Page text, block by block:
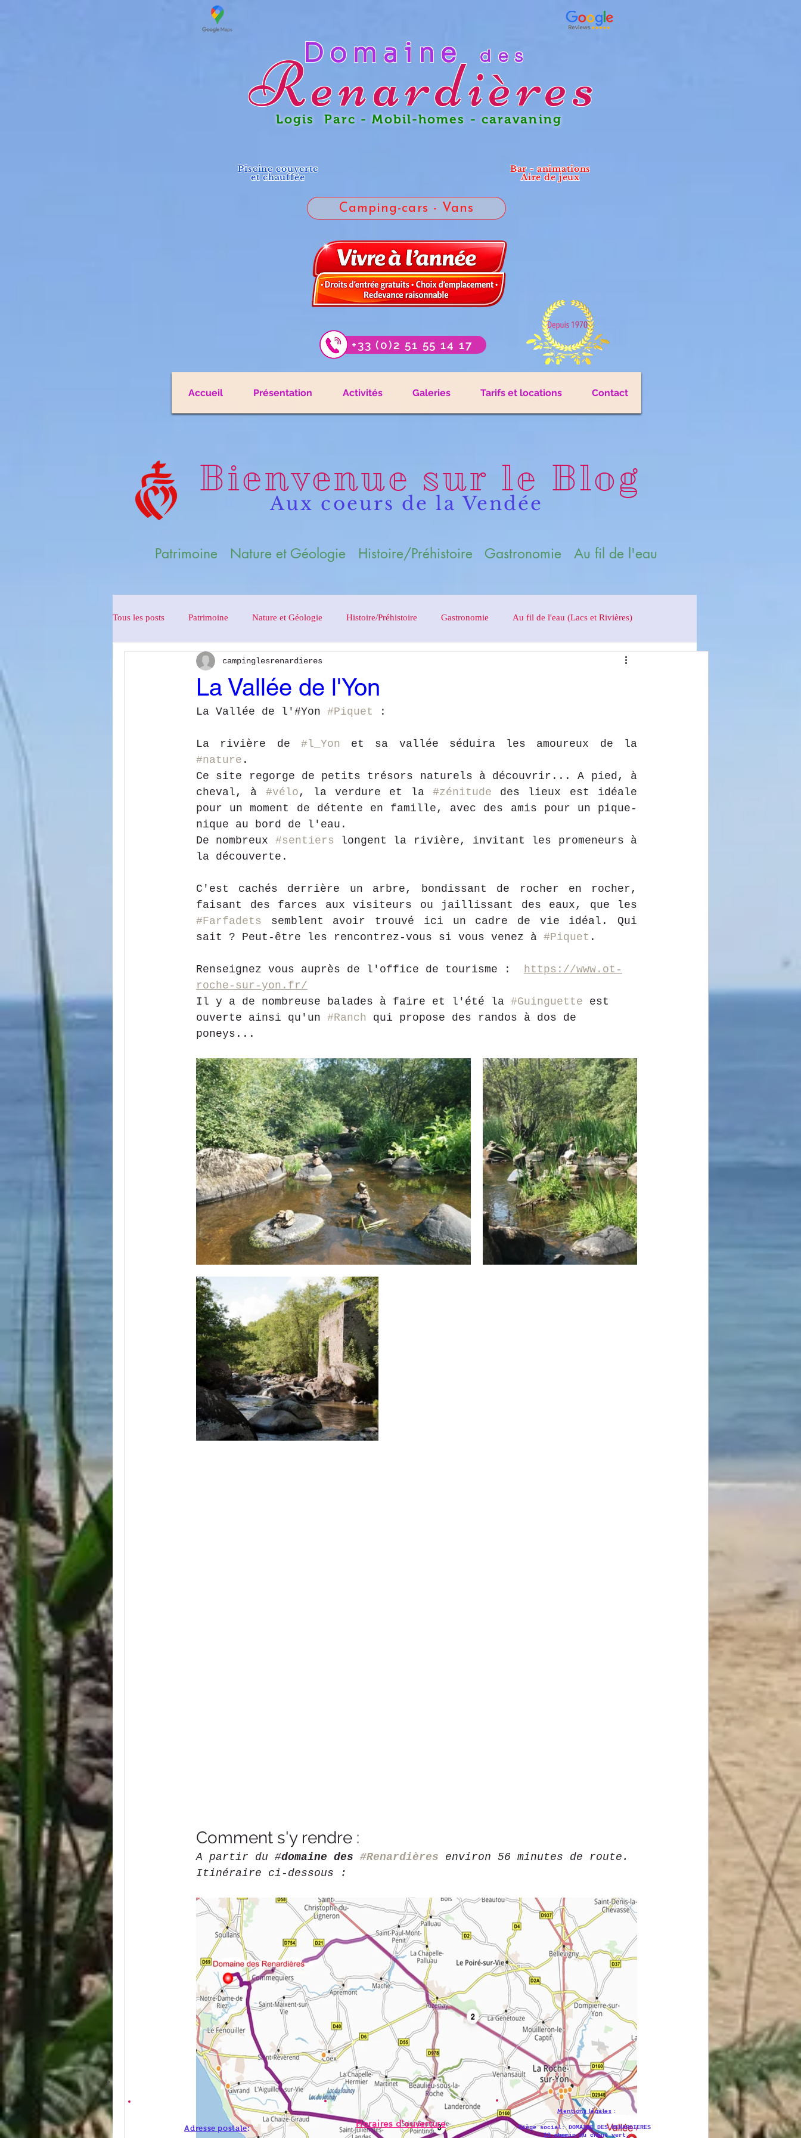
Domaine des
Renardières
Logis Parc - Mobil-homes - caravaning
Piscine couverte
et chauffée
Bar - animations
Aire de jeux
Camping-cars - Vans
+33 (0)2 51 55 14 17
Accueil Présentation Activités Galeries Tarifs et locations Contact
Bienvenue sur le Blog
Aux coeurs de la Vendée
Patrimoine Nature et Géologie Histoire/Préhistoire Gastronomie Au fil de l'eau
Tous les posts Patrimoine Nature et Géologie Histoire/Préhistoire Gastronomie Au fil de l'eau (Lacs et Rivières)
La Vallée de l'Yon
campinglesrenardieres
La Vallée de l'#Yon #Piquet :
La rivière de #l_Yon
#nature .
Ce site regorge de petits trésors naturels à découvrir... A pied, à
cheval, à #vélo , la verdure et la #zénitude des lieux est idéale
pour un moment de détente en famille, avec des amis pour un pique-
nique au bord de l'eau.
De nombreux #sentiers longent la rivière, invitant les promeneurs à
la découverte.
C'est cachés derrière un arbre, bondissant de rocher en rocher,
#Farfadets semblent avoir trouvé ici un cadre de vie idéal. Qui
sait ? Peut-être les rencontrez-vous si vous venez à #Piquet .
Renseignez vous auprès de l'office de tourisme : https://www.ot-
roche-sur-yon.fr/
Il y a de nombreuse balades à faire et l'été la #Guinguette est
ouverte ainsi qu'un #Ranch qui propose des randos à dos de
poneys...
Comment s'y rendre :
A partir du #domaine des #Renardières
environ 56 minutes de route.
Itinéraire ci-dessous :
Adresse postale: Horaires d'ouverture
Mentions légales :
Siège social: DOMAINE DES RENARDIERES
13 chemin du chêne vert,